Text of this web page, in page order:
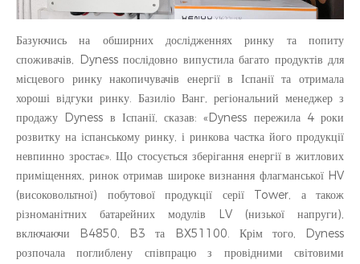
Базуючись на обширних дослідженнях ринку та попиту
споживачів, Dyness послідовно випустила багато продуктів для
місцевого ринку накопичувачів енергії в Іспанії та отримала
хороші відгуки ринку. Базиліо Ванг, регіональний менеджер з
продажу Dyness в Іспанії, сказав: «Dyness пережила 4 роки
розвитку на іспанському ринку, і ринкова частка його продукції
невпинно зростає». Що стосується зберігання енергії в житлових
приміщеннях, ринок отримав широке визнання флагманської HV
(високовольтної) побутової продукції серії Tower, а також
різноманітних батарейних модулів LV (низької напруги),
включаючи B4850, B3 та BX51100. Крім того, Dyness
розпочала поглиблену співпрацю з провідними світовими